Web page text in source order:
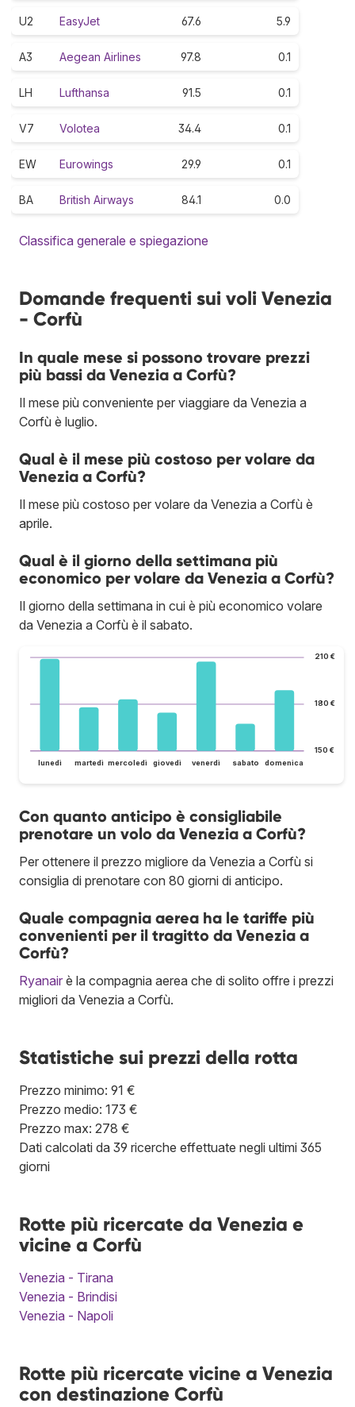
U2 EasyJet 67.6 5.9
A3 Aegean Airlines 97.8 0.1
LH Lufthansa 91.5 0.1
V7 Volotea 34.4 0.1
EW Eurowings 29.9 0.1
BA British Airways 84.1 0.0
Classifica generale e spiegazione
Domande frequenti sui voli Venezia
- Corfù
In quale mese si possono trovare prezzi
più bassi da Venezia a Corfù?
Il mese più conveniente per viaggiare da Venezia a
Corfù è luglio.
Qual è il mese più costoso per volare da
Venezia a Corfù?
Il mese più costoso per volare da Venezia a Corfù è
aprile.
Qual è il giorno della settimana più
economico per volare da Venezia a Corfù?
Il giorno della settimana in cui è più economico volare
da Venezia a Corfù è il sabato.
150 €
180 €
210 €
lunedì martedì mercoledì giovedì venerdì sabato domenica
Con quanto anticipo è consigliabile
prenotare un volo da Venezia a Corfù?
Per ottenere il prezzo migliore da Venezia a Corfù si
consiglia di prenotare con 80 giorni di anticipo.
Quale compagnia aerea ha le tariffe più
convenienti per il tragitto da Venezia a
Corfù?
Ryanair è la compagnia aerea che di solito offre i prezzi
migliori da Venezia a Corfù.
Statistiche sui prezzi della rotta
Prezzo minimo: 91 €
Prezzo medio: 173 €
Prezzo max: 278 €
Dati calcolati da 39 ricerche effettuate negli ultimi 365
giorni
Rotte più ricercate da Venezia e
vicine a Corfù
Venezia - Tirana
Venezia - Brindisi
Venezia - Napoli
Rotte più ricercate vicine a Venezia
con destinazione Corfù